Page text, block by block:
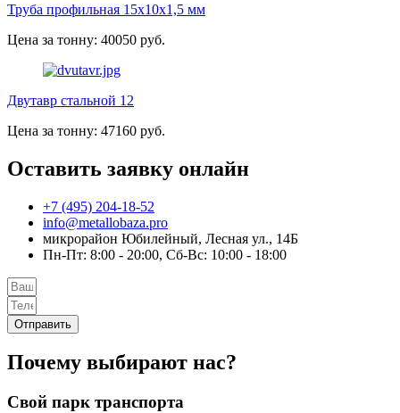
Труба профильная 15х10х1,5 мм
Цена за тонну: 40050 руб.
Двутавр стальной 12
Цена за тонну: 47160 руб.
Оставить заявку онлайн
+7 (495) 204-18-52
info@metallobaza.pro
микрорайон Юбилейный, Лесная ул., 14Б
Пн-Пт: 8:00 - 20:00, Сб-Вс: 10:00 - 18:00
Отправить
Почему выбирают нас?
Свой парк транспорта